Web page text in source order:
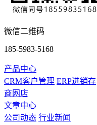
微信二维码
185-5983-5168
产品中心
CRM客户管理 ERP进销存
商网店
文章中心
公司动态 行业新闻